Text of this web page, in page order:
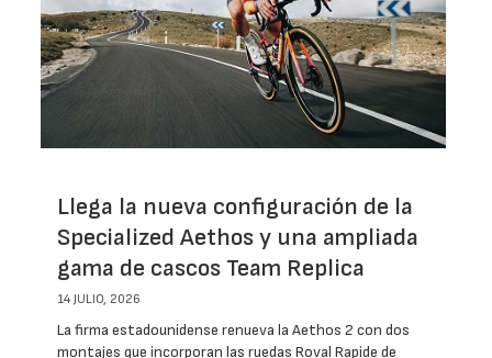
Llega la nueva configuración de la
Specialized Aethos y una ampliada
gama de cascos Team Replica
14 JULIO, 2026
La firma estadounidense renueva la Aethos 2 con dos
montajes que incorporan las ruedas Roval Rapide de